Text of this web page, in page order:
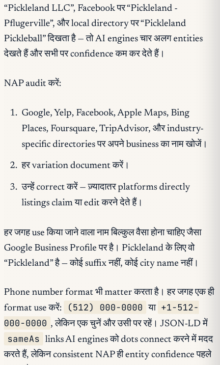
“Pickleland LLC”, Facebook पर “Pickleland -
Pflugerville”, और local directory पर “Pickleland
Pickleball” दिखता है — तो AI engines चार अलग entities
देखते हैं और सभी पर confidence कम कर देते हैं।
NAP audit करें:
Google, Yelp, Facebook, Apple Maps, Bing
Places, Foursquare, TripAdvisor, और industry-
specific directories पर अपने business का नाम खोजें।
हर variation document करें।
उन्हें correct करें — ज़्यादातर platforms directly
listings claim या edit करने देते हैं।
हर जगह use किया जाने वाला नाम बिल्कुल वैसा होना चाहिए जैसा
Google Business Profile पर है। Pickleland के लिए वो
“Pickleland” है — कोई suffix नहीं, कोई city name नहीं।
Phone number format भी matter करता है। हर जगह एक ही
format use करें:
(512) 000-0000 या +1-512-
000-0000 , लेकिन एक चुनें और उसी पर रहें। JSON-LD में
sameAs
links AI engines को dots connect करने में मदद
करते हैं, लेकिन consistent NAP ही entity confidence पहले